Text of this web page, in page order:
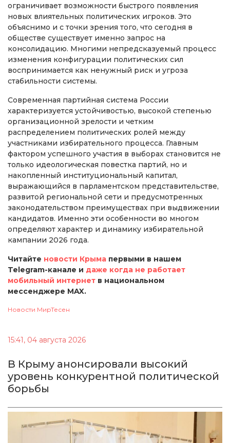
ограничивает возможности быстрого появления
новых влиятельных политических игроков. Это
объяснимо и с точки зрения того, что сегодня в
обществе существует именно запрос на
консолидацию. Многими непредсказуемый процесс
изменения конфигурации политических сил
воспринимается как ненужный риск и угроза
стабильности системы.
Современная партийная система России
характеризуется устойчивостью, высокой степенью
организационной зрелости и четким
распределением политических ролей между
участниками избирательного процесса. Главным
фактором успешного участия в выборах становится не
только идеологическая повестка партий, но и
накопленный институциональный капитал,
выражающийся в парламентском представительстве,
развитой региональной сети и предусмотренных
законодательством преимуществах при выдвижении
кандидатов. Именно эти особенности во многом
определяют характер и динамику избирательной
кампании 2026 года.
Читайте новости Крыма первыми в нашем
Telegram-канале и даже когда не работает
мобильный интернет в национальном
мессенджере MAX.
Новости МирТесен
15:41, 04 августа 2026
В Крыму анонсировали высокий
уровень конкурентной политической
борьбы